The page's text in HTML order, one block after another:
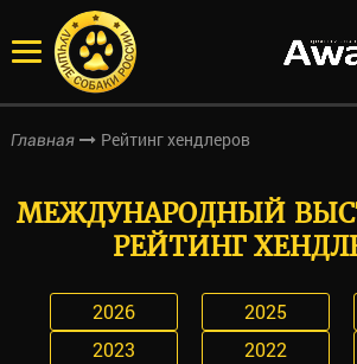
Главная Рейтинг хендлеров
МЕЖДУНАРОДНЫЙ
РЕЙТИНГ
2026 2025
2023
2022